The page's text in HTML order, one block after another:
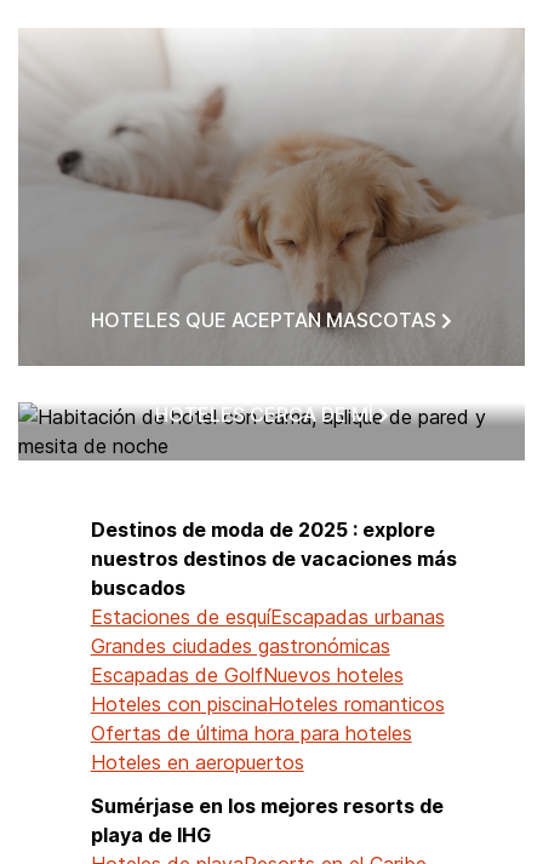
HOTELES QUE ACEPTAN MASCOTAS
HOTELES CERCA DE MÍ
Destinos de moda de 2025 : explore
nuestros destinos de vacaciones más
buscados
Estaciones de esquíEscapadas urbanas
Grandes ciudades gastronómicas
Escapadas de GolfNuevos hoteles
Hoteles con piscinaHoteles romanticos
Ofertas de última hora para hoteles
Hoteles en aeropuertos
Sumérjase en los mejores resorts de
playa de IHG